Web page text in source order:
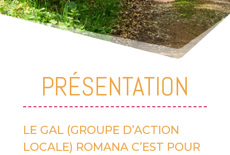
PRÉSENTATION
LE GAL (GROUPE D’ACTION
LOCALE) ROMANA C’EST POUR